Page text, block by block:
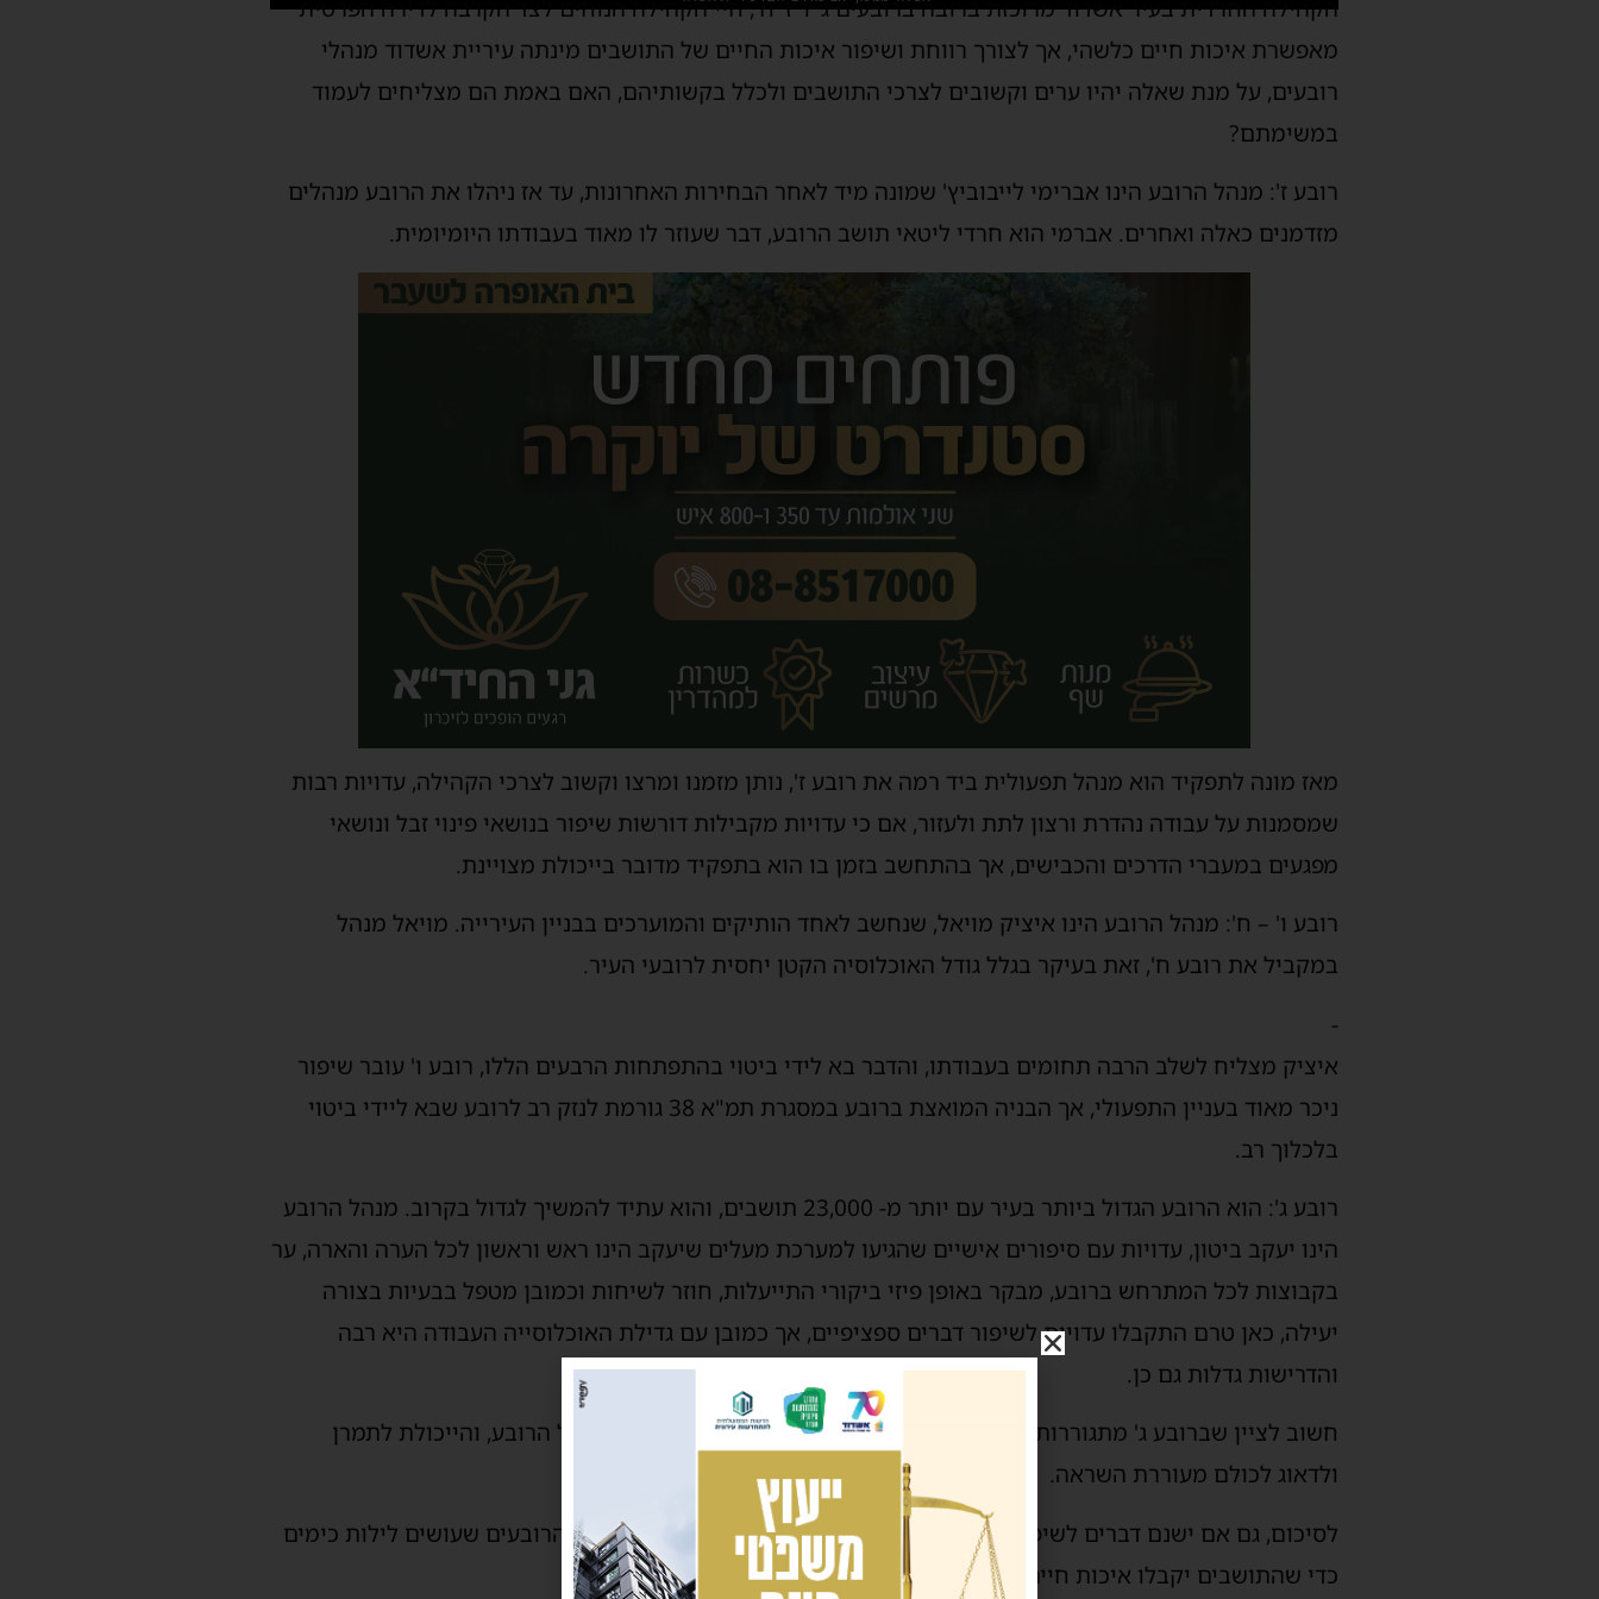
הקהילה החרדית בעיר אשדוד מרוכזת ברובה ברובעים ג' ו' ז' ח', חיי הקהילה הנוחים לצד הקרבה לדירה הפרטית
מאפשרת איכות חיים כלשהי, אך לצורך רווחת ושיפור איכות החיים של התושבים מינתה עיריית אשדוד מנהלי
רובעים, על מנת שאלה יהיו ערים וקשובים לצרכי התושבים ולכלל בקשותיהם, האם באמת הם מצליחים לעמוד
במשימתם?
רובע ז': מנהל הרובע הינו אברימי לייבוביץ' שמונה מיד לאחר הבחירות האחרונות, עד אז ניהלו את הרובע מנהלים
מזדמנים כאלה ואחרים. אברמי הוא חרדי ליטאי תושב הרובע, דבר שעוזר לו מאוד בעבודתו היומיומית.
מאז מונה לתפקיד הוא מנהל תפעולית ביד רמה את רובע ז', נותן מזמנו ומרצו וקשוב לצרכי הקהילה, עדויות רבות
שמסמנות על עבודה נהדרת ורצון לתת ולעזור, אם כי עדויות מקבילות דורשות שיפור בנושאי פינוי זבל ונושאי
מפגעים במעברי הדרכים והכבישים, אך בהתחשב בזמן בו הוא בתפקיד מדובר בייכולת מצויינת.
רובע ו' – ח': מנהל הרובע הינו איציק מויאל, שנחשב לאחד הותיקים והמוערכים בבניין העירייה. מויאל מנהל
במקביל את רובע ח', זאת בעיקר בגלל גודל האוכלוסיה הקטן יחסית לרובעי העיר.
-
איציק מצליח לשלב הרבה תחומים בעבודתו, והדבר בא לידי ביטוי בהתפתחות הרבעים הללו, רובע ו' עובר שיפור
ניכר מאוד בעניין התפעולי, אך הבניה המואצת ברובע במסגרת תמ"א 38 גורמת לנזק רב לרובע שבא ליידי ביטוי
בלכלוך רב.
רובע ג': הוא הרובע הגדול ביותר בעיר עם יותר מ- 23,000 תושבים, והוא עתיד להמשיך לגדול בקרוב. מנהל הרובע
הינו יעקב ביטון, עדויות עם סיפורים אישיים שהגיעו למערכת מעלים שיעקב הינו ראש וראשון לכל הערה והארה, ער
בקבוצות לכל המתרחש ברובע, מבקר באופן פיזי ביקורי התייעלות, חוזר לשיחות וכמובן מטפל בבעיות בצורה
יעילה, כאן טרם התקבלו עדויות לשיפור דברים ספציפיים, אך כמובן עם גדילת האוכלוסייה העבודה היא רבה
והדרישות גדלות גם כן.
חשוב לציין שברובע ג' מתגוררות משפחות מכלל האוכלוסיות, דבר שמקשה על ניהול הרובע, והייכולת לתמרן
ולדאוג לכולם מעוררת השראה.
לסיכום, גם אם ישנם דברים לשיפור זה המקום לשבח ולהוקיר על פועלם של מנהלי הרובעים שעושים לילות כימים
כדי שהתושבים יקבלו איכות חיים טובה יותר ומותאמת יותר.